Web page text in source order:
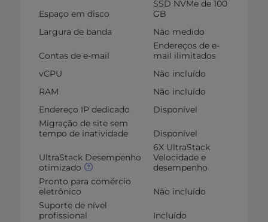
Espaço em disco
SSD NVMe de 100
GB
Largura de banda
Não medido
Contas de e-mail
Endereços de e-
mail ilimitados
vCPU
Não incluído
RAM
Não incluído
Endereço IP dedicado
Disponível
Migração de site sem
tempo de inatividade
Disponível
UltraStack Desempenho
otimizado
6X UltraStack
Velocidade e
desempenho
Pronto para comércio
eletrônico
Não incluído
Suporte de nível
profissional
Incluído